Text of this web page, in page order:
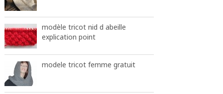
modèle tricot nid d abeille
explication point
modele tricot femme gratuit